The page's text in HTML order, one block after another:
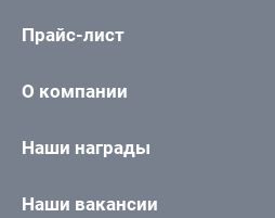
Прайс-лист
О компании
Наши награды
Наши вакансии